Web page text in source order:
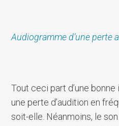
Audiogramme d’une perte
Tout ceci part d’une
une perte d’audition en
soit-elle. Néanmoins, le